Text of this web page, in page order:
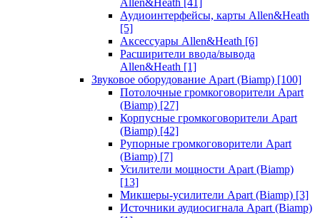
Allen&Heath [41]
Аудиоинтерфейсы, карты Allen&Heath
[5]
Аксессуары Allen&Heath [6]
Расширители ввода/вывода
Allen&Heath [1]
Звуковое оборудование Apart (Biamp) [100]
Потолочные громкоговорители Apart
(Biamp) [27]
Корпусные громкоговорители Apart
(Biamp) [42]
Рупорные громкоговорители Apart
(Biamp) [7]
Усилители мощности Apart (Biamp)
[13]
Микшеры-усилители Apart (Biamp) [3]
Источники аудиосигнала Apart (Biamp)